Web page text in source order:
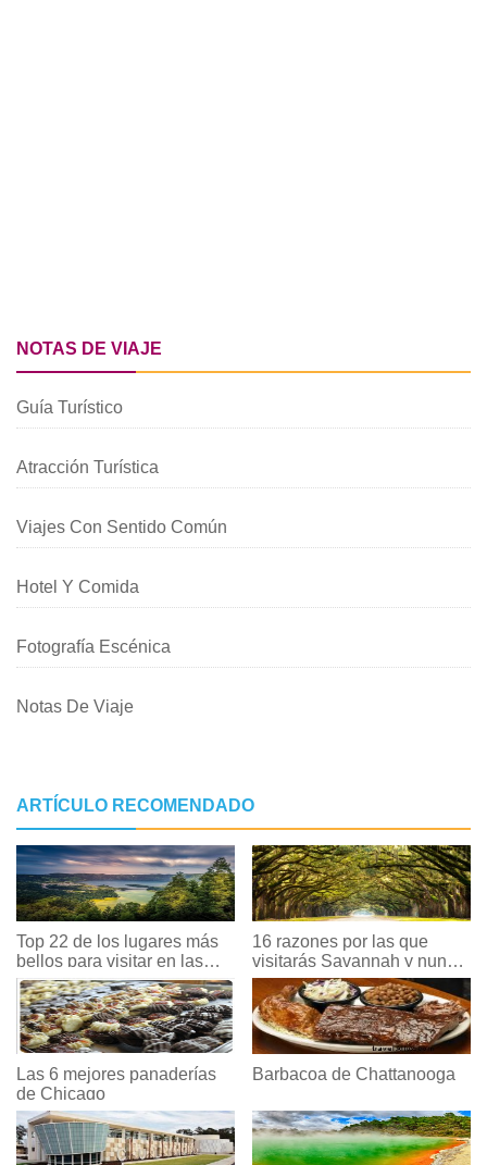
NOTAS DE VIAJE
Guía Turístico
Atracción Turística
Viajes Con Sentido Común
Hotel Y Comida
Fotografía Escénica
Notas De Viaje
ARTÍCULO RECOMENDADO
Top 22 de los lugares más
bellos para visitar en las
Azores
16 razones por las que
visitarás Savannah y nunca
querrás irte
Las 6 mejores panaderías
de Chicago
Barbacoa de Chattanooga